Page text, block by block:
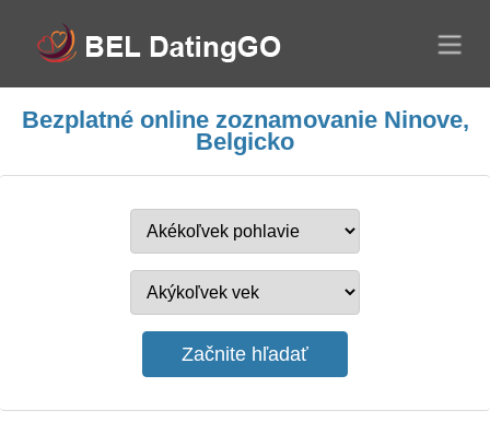
Bezplatné online zoznamovanie Ninove,
Belgicko